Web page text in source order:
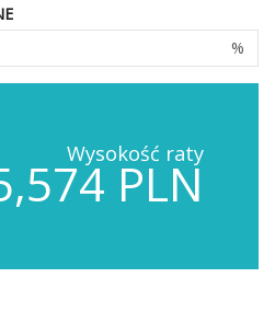
%
Wysokość raty
PLN